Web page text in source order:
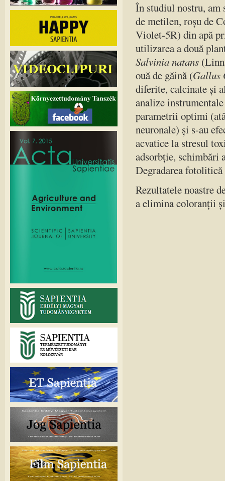
În studiul nostru, am
de metilen, roşu de
Violet-5R) din apă
utilizarea a două
Salvinia natans
ouă de găină (Gallus
diferite, calcinate și
analize
parametrii optimi
neuronale) și s-au
acvatice la stresul
adsorbție,
Degradarea
Rezultatele noastre
a elimina coloranții